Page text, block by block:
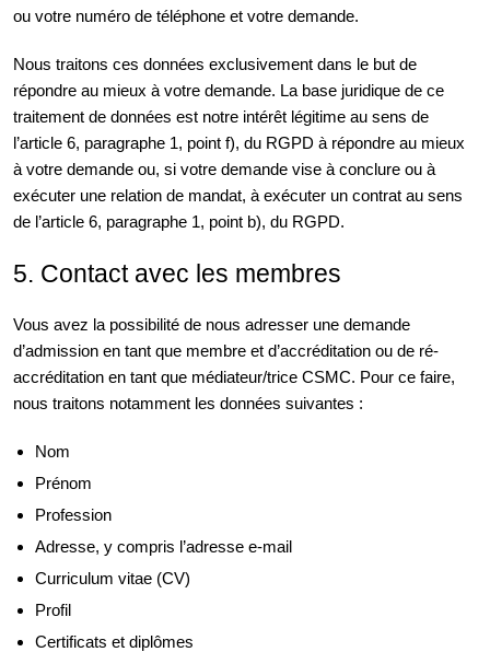
ou votre numéro de téléphone et votre demande.
Nous traitons ces données exclusivement dans le but de
répondre au mieux à votre demande. La base juridique de ce
traitement de données est notre intérêt légitime au sens de
l’article 6, paragraphe 1, point f), du RGPD à répondre au mieux
à votre demande ou, si votre demande vise à conclure ou à
exécuter une relation de mandat, à exécuter un contrat au sens
de l’article 6, paragraphe 1, point b), du RGPD.
5. Contact avec les membres
Vous avez la possibilité de nous adresser une demande
d’admission en tant que membre et d’accréditation ou de ré-
accréditation en tant que médiateur/trice CSMC. Pour ce faire,
nous traitons notamment les données suivantes :
Nom
Prénom
Profession
Adresse, y compris l’adresse e-mail
Curriculum vitae (CV)
Profil
Certificats et diplômes